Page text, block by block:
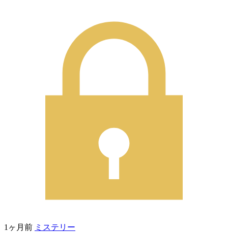
1ヶ月前 ミステリー